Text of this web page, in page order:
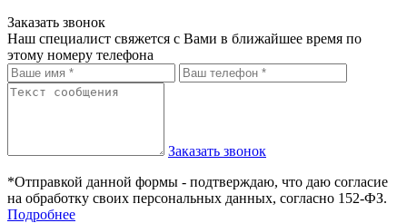
Заказать звонок
Наш специалист свяжется с Вами в ближайшее время по
этому номеру телефона
Заказать звонок
*Отправкой данной формы - подтверждаю, что даю согласие
на обработку своих персональных данных, согласно 152-ФЗ.
Подробнее